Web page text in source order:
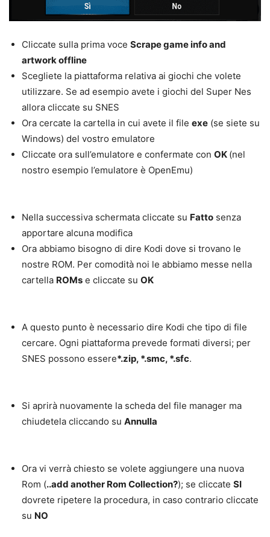
Cliccate sulla prima voce Scrape game info and
artwork offline
Scegliete la piattaforma relativa ai giochi che volete
utilizzare. Se ad esempio avete i giochi del Super Nes
allora cliccate su SNES
Ora cercate la cartella in cui avete il file exe (se siete su
Windows) del vostro emulatore
Cliccate ora sull’emulatore e confermate con OK (nel
nostro esempio l’emulatore è OpenEmu)
Nella successiva schermata cliccate su Fatto senza
apportare alcuna modifica
Ora abbiamo bisogno di dire Kodi dove si trovano le
nostre ROM. Per comodità noi le abbiamo messe nella
cartella ROMs e cliccate su OK
A questo punto è necessario dire Kodi che tipo di file
cercare. Ogni piattaforma prevede formati diversi; per
SNES possono essere*.zip, *.smc, *.sfc.
Si aprirà nuovamente la scheda del file manager ma
chiudetela cliccando su Annulla
Ora vi verrà chiesto se volete aggiungere una nuova
Rom (..add another Rom Collection?); se cliccate SI
dovrete ripetere la procedura, in caso contrario cliccate
su NO